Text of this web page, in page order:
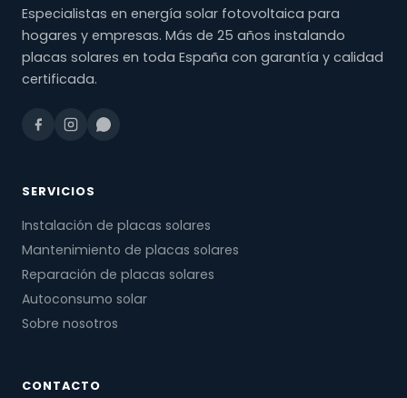
Especialistas en energía solar fotovoltaica para
hogares y empresas. Más de 25 años instalando
placas solares en toda España con garantía y calidad
certificada.
SERVICIOS
Instalación de placas solares
Mantenimiento de placas solares
Reparación de placas solares
Autoconsumo solar
Sobre nosotros
CONTACTO